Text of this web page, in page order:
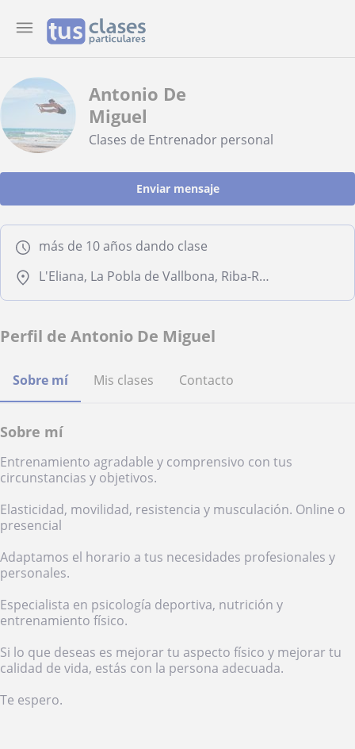
Antonio De
Miguel
Clases de Entrenador personal
Enviar mensaje
más de 10 años dando clase
L'Eliana, La Pobla de Vallbona, Riba-Roja de Túria, San Antonio de Benagéber
Perfil de Antonio De Miguel
Sobre mí Mis clases Contacto
Sobre mí
Entrenamiento agradable y comprensivo con tus
circunstancias y objetivos.
Elasticidad, movilidad, resistencia y musculación. Online o
presencial
Adaptamos el horario a tus necesidades profesionales y
personales.
Especialista en psicología deportiva, nutrición y
entrenamiento físico.
Si lo que deseas es mejorar tu aspecto físico y mejorar tu
calidad de vida, estás con la persona adecuada.
Te espero.